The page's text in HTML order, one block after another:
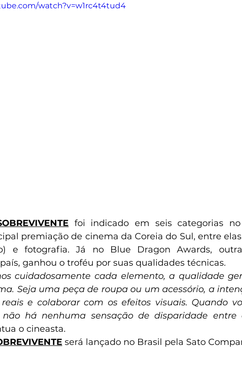
watch?v=w1rc4t4tud4
foi indicado em seis categorias
premiação de cinema da Coreia do Sul, entre
e fotografia. Já no Blue Dragon Awards,
ganhou o troféu por suas qualidades técnicas.
cuidadosamente cada elemento, a qualidade
Seja uma peça de roupa ou um acessório, a
e colaborar com os efeitos visuais. Quando
não há nenhuma sensação de disparidade
o cineasta.
será lançado no Brasil pela Sato